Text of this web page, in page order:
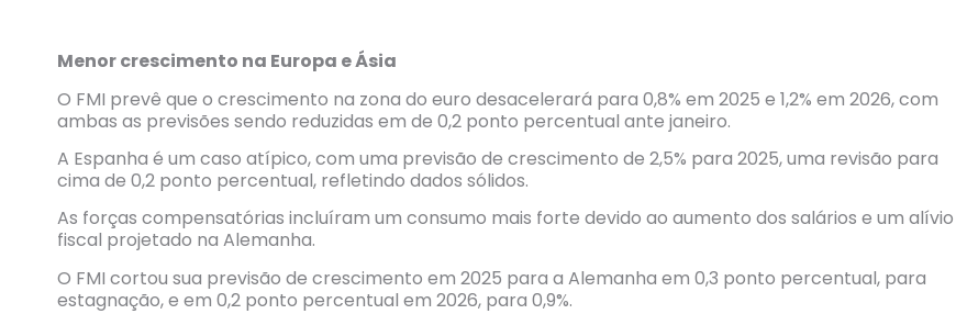
Menor crescimento na Europa e Ásia
O FMI prevê que o crescimento na zona do euro desacelerará para 0,8% em 2025 e 1,2% em 2026, com
ambas as previsões sendo reduzidas em de 0,2 ponto percentual ante janeiro.
A Espanha é um caso atípico, com uma previsão de crescimento de 2,5% para 2025, uma revisão para
cima de 0,2 ponto percentual, refletindo dados sólidos.
As forças compensatórias incluíram um consumo mais forte devido ao aumento dos salários e um alívio
fiscal projetado na Alemanha.
O FMI cortou sua previsão de crescimento em 2025 para a Alemanha em 0,3 ponto percentual, para
estagnação, e em 0,2 ponto percentual em 2026, para 0,9%.